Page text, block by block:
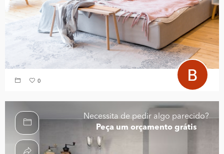
0
Necessita de pedir algo parecido?
Peça um orçamento grátis